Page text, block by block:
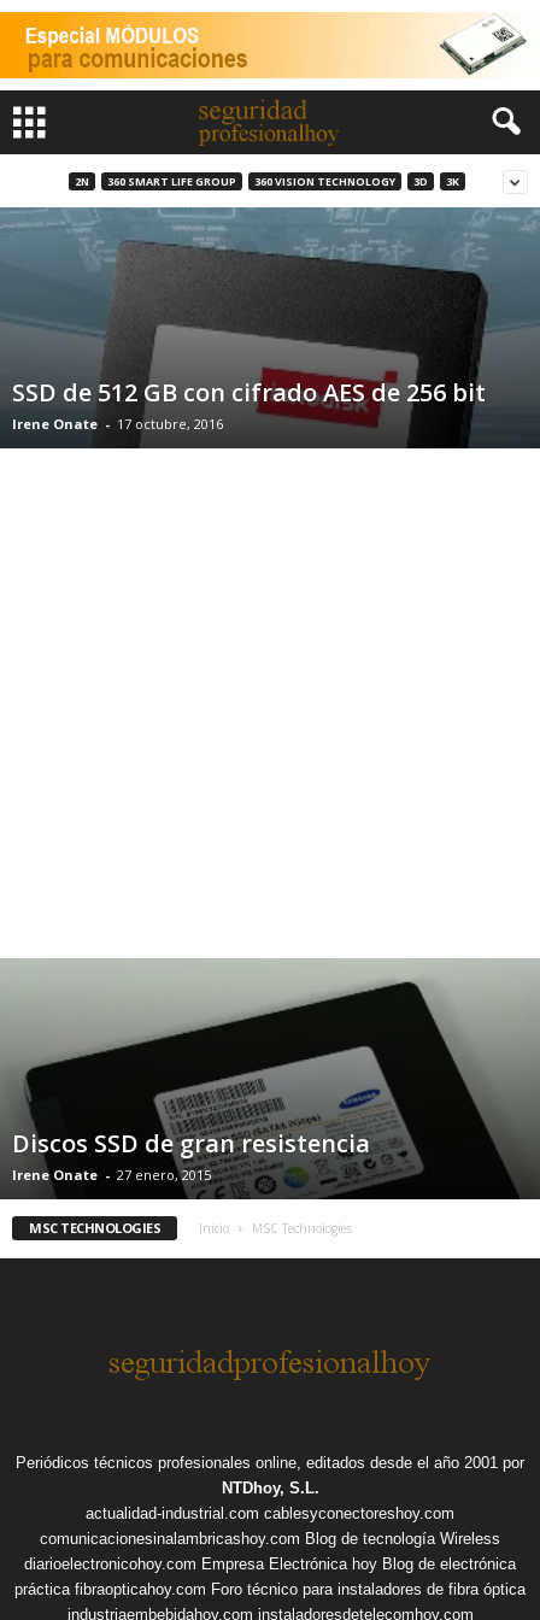
2N 360 SMART LIFE GROUP 360 VISION TECHNOLOGY 3D 3K
SSD de 512 GB con cifrado AES de 256 bit
Irene Onate - 17 octubre, 2016
Discos SSD de gran resistencia
Irene Onate - 27 enero, 2015
MSC TECHNOLOGIES Inicio MSC Technologies
Periódicos técnicos profesionales online, editados desde el año 2001 por
NTDhoy, S.L.
actualidad-industrial.com cablesyconectoreshoy.com
comunicacionesinalambricashoy.com Blog de tecnología Wireless
diarioelectronicohoy.com Empresa Electrónica hoy Blog de electrónica
práctica fibraopticahoy.com Foro técnico para instaladores de fibra óptica
industriaembebidahoy.com instaladoresdetelecomhoy.com